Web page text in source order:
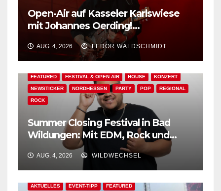
Open-Air auf Kasseler Karlswiese
mit Johannes Oerding!
Zusatzkontingent an Tickets
erhältlich!
AUG. 4, 2026 FEDOR WALDSCHMIDT
FEATURED FESTIVAL & OPEN AIR HOUSE KONZERT
NEWSTICKER NORDHESSEN PARTY POP REGIONAL
ROCK
Summer Closing Festival in Bad
Wildungen: Mit EDM, Rock und
Festivalflair klingt der Sommer aus!
AUG. 4, 2026 WILDWECHSEL
AKTUELLES EVENT-TIPP FEATURED